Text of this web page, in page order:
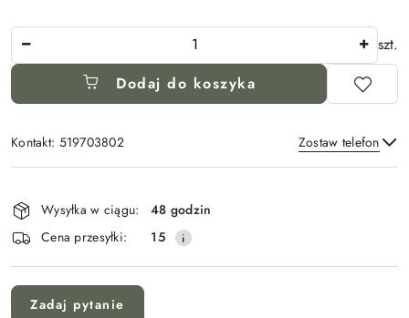
szt.
Dodaj do koszyka
Kontakt: 519703802 Zostaw telefon
i
dostawa
Wysyłka w ciągu:
48 godzin
Cena przesyłki:
15
Zadaj pytanie